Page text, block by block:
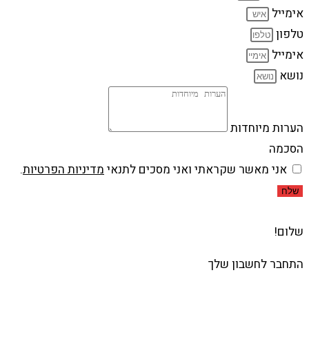
אימייל
טלפון
אימייל
נושא
הערות מיוחדות
הסכמה
אני מאשר שקראתי ואני מסכים לתנאימדיניות הפרטיות.
שלח
שלום!
התחבר לחשבון שלך